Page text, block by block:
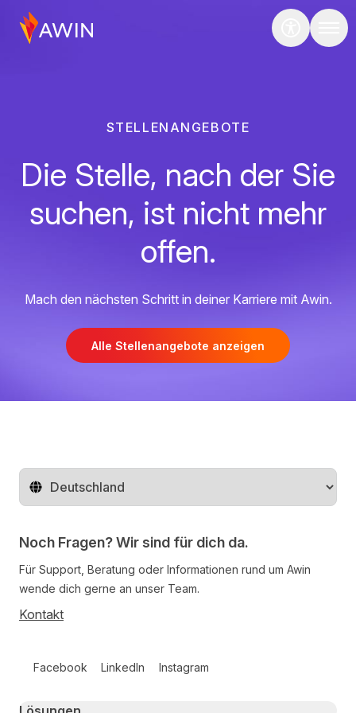
STELLENANGEBOTE
Die Stelle, nach der Sie
suchen, ist nicht mehr
offen.
Mach den nächsten Schritt in deiner Karriere mit Awin.
Alle Stellenangebote anzeigen
Region ändern
Noch Fragen? Wir sind für dich da.
Für Support, Beratung oder Informationen rund um Awin
wende dich gerne an unser Team.
Kontakt
Facebook LinkedIn Instagram
Primary footer navigation